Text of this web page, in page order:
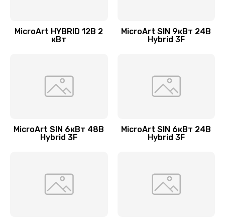
MicroArt HYBRID 12В 2
кВт
MicroArt SIN 9кВт 24В
Hybrid 3F
MicroArt SIN 6кВт 48В
Hybrid 3F
MicroArt SIN 6кВт 24В
Hybrid 3F